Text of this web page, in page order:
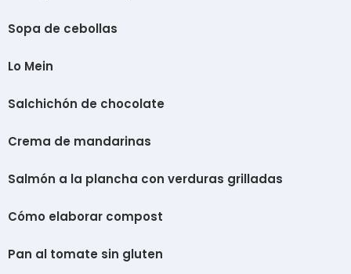
Sopa de cebollas
Lo Mein
Salchichón de chocolate
Crema de mandarinas
Salmón a la plancha con verduras grilladas
Cómo elaborar compost
Pan al tomate sin gluten